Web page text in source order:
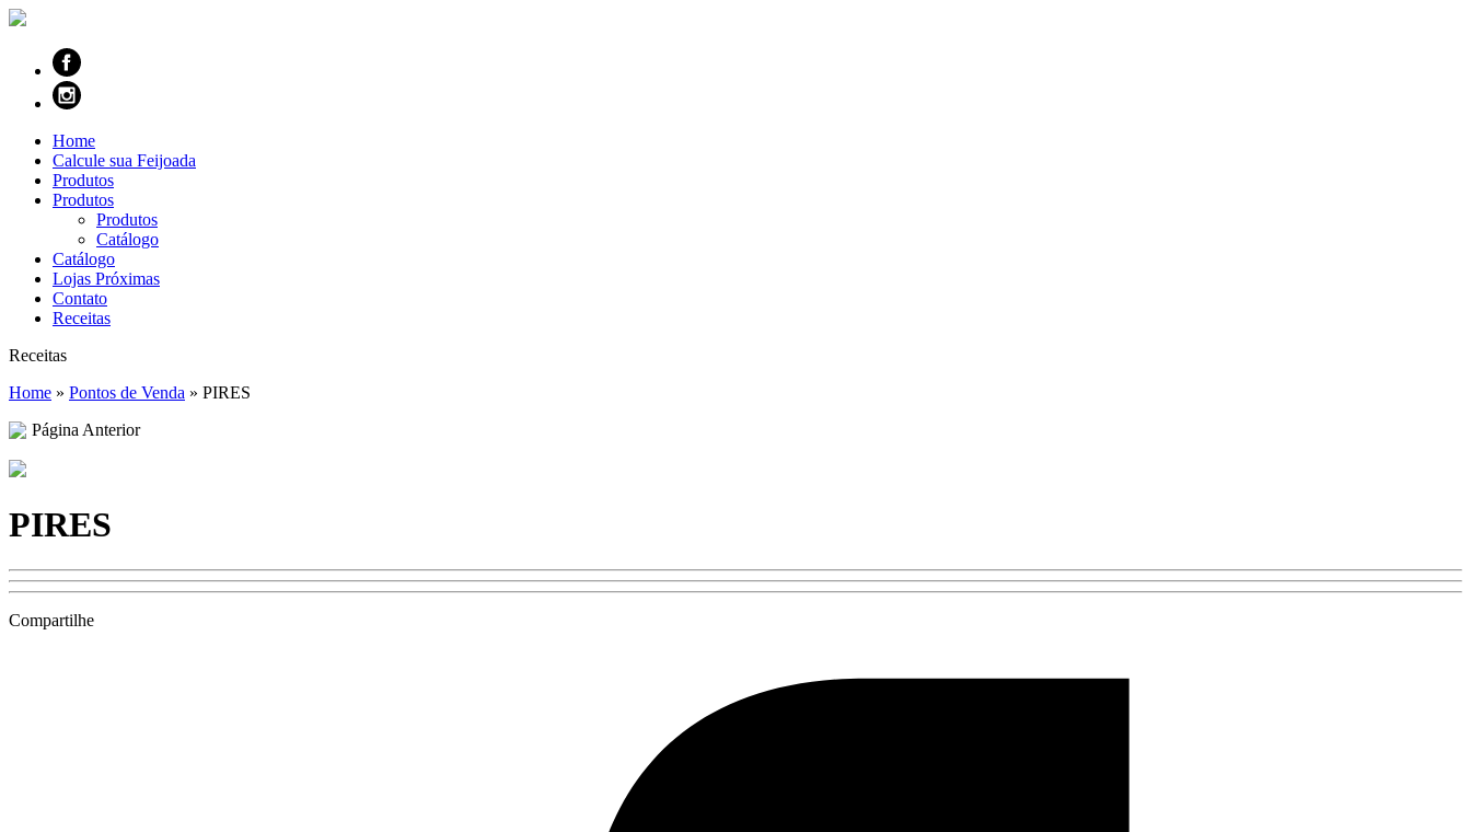
Home
Calcule sua Feijoada
Produtos
Produtos
Produtos
Catálogo
Catálogo
Lojas Próximas
Contato
Receitas
Receitas
Home » Pontos de Venda » PIRES
Página Anterior
PIRES
Compartilhe